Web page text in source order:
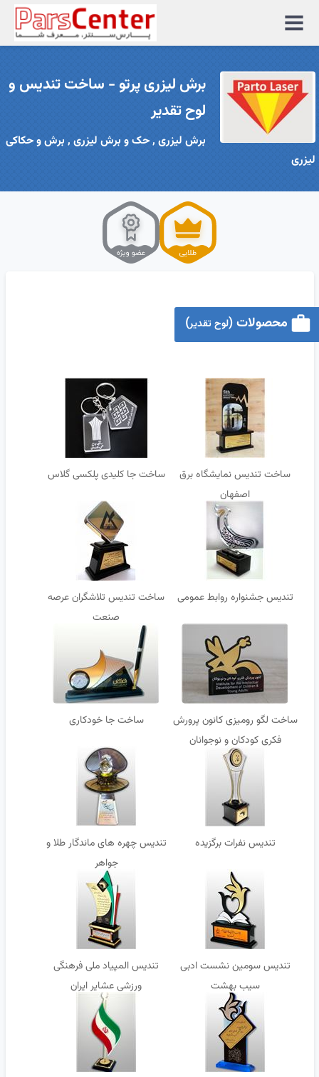
منوی
سایت
برش لیزری پرتو - ساخت تندیس و
لوح تقدیر
برش لیزری , حک و برش لیزری , برش و حکاکی
لیزری
محصولات (لوح تقدیر)
ساخت تندیس نمایشگاه برق
اصفهان
ساخت جا کلیدی پلکسی گلاس
تندیس جشنواره روابط عمومی
ساخت تندیس تلاشگران عرصه
صنعت
ساخت لگو رومیزی کانون پرورش
فکری کودکان و نوجوانان
ساخت جا خودکاری
تندیس نفرات برگزیده
تندیس چهره های ماندگار طلا و
جواهر
تندیس سومین نشست ادبی
سیب بهشت
تندیس المپیاد ملی فرهنگی
ورزشی عشایر ایران